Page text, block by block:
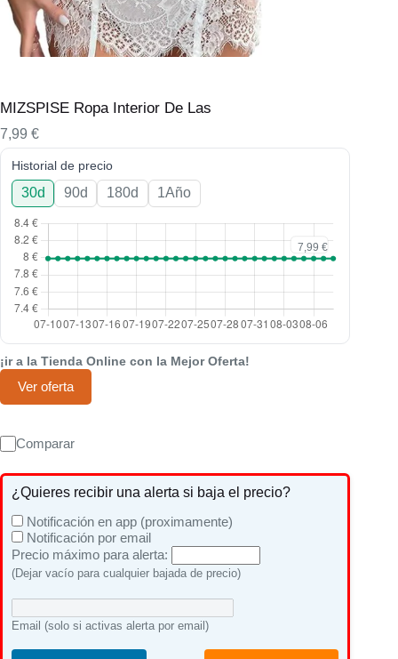
MIZSPISE Ropa Interior De Las
7,99 €
Historial de precio
30d 90d 180d 1Año
¡ir a la Tienda Online con la Mejor Oferta!
Ver oferta
Comparar
¿Quieres recibir una alerta si baja el precio?
Notificación en app (proximamente)
Notificación por email
Precio máximo para alerta:
(Dejar vacío para cualquier bajada de precio)
Email (solo si activas alerta por email)